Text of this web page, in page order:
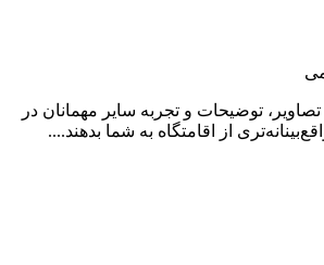
توضیحات و تجربه سایر مهمانان در
از اقامتگاه به شما بدهند....